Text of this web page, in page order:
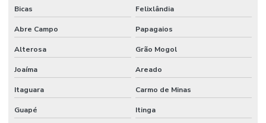
Venda De Comando Hidráulico Em Minas Gerais
Venda De Filtro Hidráulico
Venda De Junta Universal Para Máquinas
Venda De Manômetro De Pressão Em Minas Gerais
Venda De Orbitrol Em Minas Gerais
Venda De Retentores Em Minas Gerais
Bicas Felixlândia
Abre Campo Papagaios
Alterosa Grão Mogol
Joaíma Areado
Itaguara Carmo de Minas
Guapé Itinga